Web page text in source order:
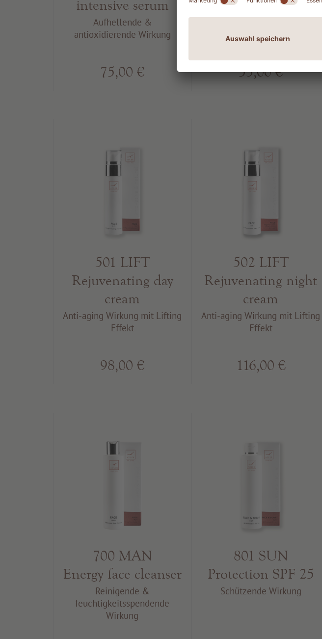
intensive serum
Aufhellende &
antioxidierende Wirkung
75,00 €
cream
antioxidierende Wirkung
53,00 €
501 LIFT
Rejuvenating day
cream
Anti-aging Wirkung mit Lifting
Effekt
98,00 €
502 LIFT
Rejuvenating night
cream
Anti-aging Wirkung mit Lifting
Effekt
116,00 €
700 MAN
Energy face cleanser
Reinigende &
feuchtigkeitsspendende
Wirkung
801 SUN
Protection SPF 25
Schützende Wirkung